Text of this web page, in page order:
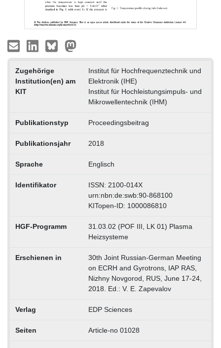
Zugehörige
Institution(en) am
KIT
Institut für Hochfrequenztechnik und
Elektronik (IHE)
Institut für Hochleistungsimpuls- und
Mikrowellentechnik (IHM)
Publikationstyp Proceedingsbeitrag
Publikationsjahr 2018
Sprache Englisch
Identifikator
ISSN: 2100-014X
urn:nbn:de:swb:90-868100
KITopen-ID: 1000086810
HGF-Programm
31.03.02 (POF III, LK 01) Plasma
Heizsysteme
Erschienen in
30th Joint Russian-German Meeting
on ECRH and Gyrotrons, IAP RAS,
Nizhny Novgorod, RUS, June 17-24,
2018. Ed.: V. E. Zapevalov
Verlag EDP Sciences
Seiten Article-no 01028